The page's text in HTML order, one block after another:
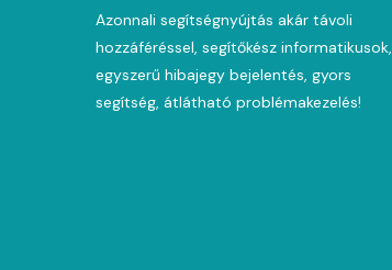
Azonnali segítségnyújtás akár távoli
hozzáféréssel, segítőkész informatikusok,
egyszerű hibajegy bejelentés, gyors
segítség, átlátható problémakezelés!